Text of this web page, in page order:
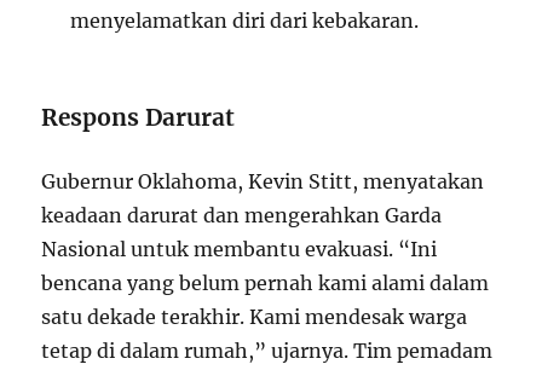
menyelamatkan diri dari kebakaran.
Respons Darurat
Gubernur Oklahoma, Kevin Stitt, menyatakan
keadaan darurat dan mengerahkan Garda
Nasional untuk membantu evakuasi. “Ini
bencana yang belum pernah kami alami dalam
satu dekade terakhir. Kami mendesak warga
tetap di dalam rumah,” ujarnya. Tim pemadam